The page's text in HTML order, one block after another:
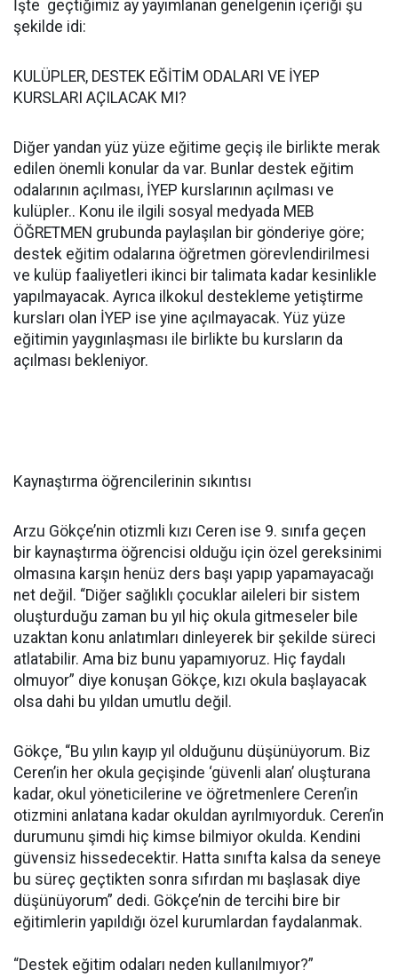
İşte geçtiğimiz ay yayımlanan genelgenin içeriği şu
şekilde idi:
KULÜPLER, DESTEK EĞİTİM ODALARI VE İYEP
KURSLARI AÇILACAK MI?
Diğer yandan yüz yüze eğitime geçiş ile birlikte merak
edilen önemli konular da var. Bunlar destek eğitim
odalarının açılması, İYEP kurslarının açılması ve
kulüpler.. Konu ile ilgili sosyal medyada MEB
ÖĞRETMEN grubunda paylaşılan bir gönderiye göre;
destek eğitim odalarına öğretmen görevlendirilmesi
ve kulüp faaliyetleri ikinci bir talimata kadar kesinlikle
yapılmayacak. Ayrıca ilkokul destekleme yetiştirme
kursları olan İYEP ise yine açılmayacak. Yüz yüze
eğitimin yaygınlaşması ile birlikte bu kursların da
açılması bekleniyor.
Kaynaştırma öğrencilerinin sıkıntısı
Arzu Gökçe’nin otizmli kızı Ceren ise 9. sınıfa geçen
bir kaynaştırma öğrencisi olduğu için özel gereksinimi
olmasına karşın henüz ders başı yapıp yapamayacağı
net değil. “Diğer sağlıklı çocuklar aileleri bir sistem
oluşturduğu zaman bu yıl hiç okula gitmeseler bile
uzaktan konu anlatımları dinleyerek bir şekilde süreci
atlatabilir. Ama biz bunu yapamıyoruz. Hiç faydalı
olmuyor” diye konuşan Gökçe, kızı okula başlayacak
olsa dahi bu yıldan umutlu değil.
Gökçe, “Bu yılın kayıp yıl olduğunu düşünüyorum. Biz
Ceren’in her okula geçişinde ‘güvenli alan’ oluşturana
kadar, okul yöneticilerine ve öğretmenlere Ceren’in
otizmini anlatana kadar okuldan ayrılmıyorduk. Ceren’in
durumunu şimdi hiç kimse bilmiyor okulda. Kendini
güvensiz hissedecektir. Hatta sınıfta kalsa da seneye
bu süreç geçtikten sonra sıfırdan mı başlasak diye
düşünüyorum” dedi. Gökçe’nin de tercihi bire bir
eğitimlerin yapıldığı özel kurumlardan faydalanmak.
“Destek eğitim odaları neden kullanılmıyor?”